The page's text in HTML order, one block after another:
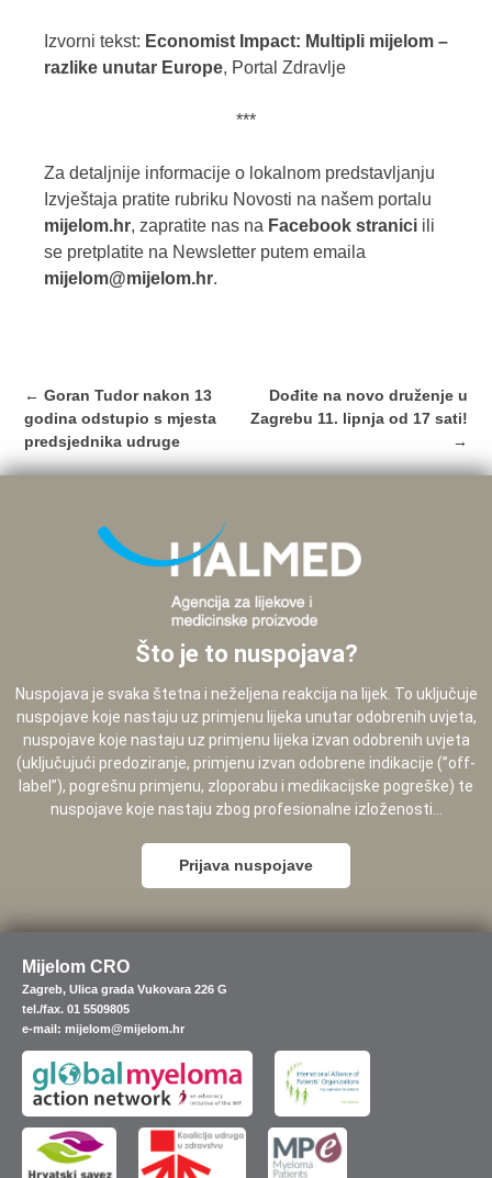
Izvorni tekst: Economist Impact: Multipli mijelom –
razlike unutar Europe, Portal Zdravlje
***
Za detaljnije informacije o lokalnom predstavljanju
Izvještaja pratite rubriku Novosti na našem portalu
mijelom.hr, zapratite nas na Facebook stranici ili
se pretplatite na Newsletter putem emaila
mijelom@mijelom.hr.
Post
navigation
← Goran Tudor nakon 13
godina odstupio s mjesta
predsjednika udruge
Dođite na novo druženje u
Zagrebu 11. lipnja od 17 sati!
→
Što je to nuspojava?
Nuspojava je svaka štetna i neželjena reakcija na lijek. To uključuje
nuspojave koje nastaju uz primjenu lijeka unutar odobrenih uvjeta,
nuspojave koje nastaju uz primjenu lijeka izvan odobrenih uvjeta
(uključujući predoziranje, primjenu izvan odobrene indikacije (”off-
label”), pogrešnu primjenu, zloporabu i medikacijske pogreške) te
nuspojave koje nastaju zbog profesionalne izloženosti...
Prijava nuspojave
Mijelom CRO
Zagreb, Ulica grada Vukovara 226 G
tel./fax. 01 5509805
e-mail: mijelom@mijelom.hr